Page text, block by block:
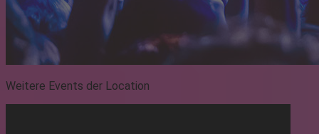
Weitere Events der Location